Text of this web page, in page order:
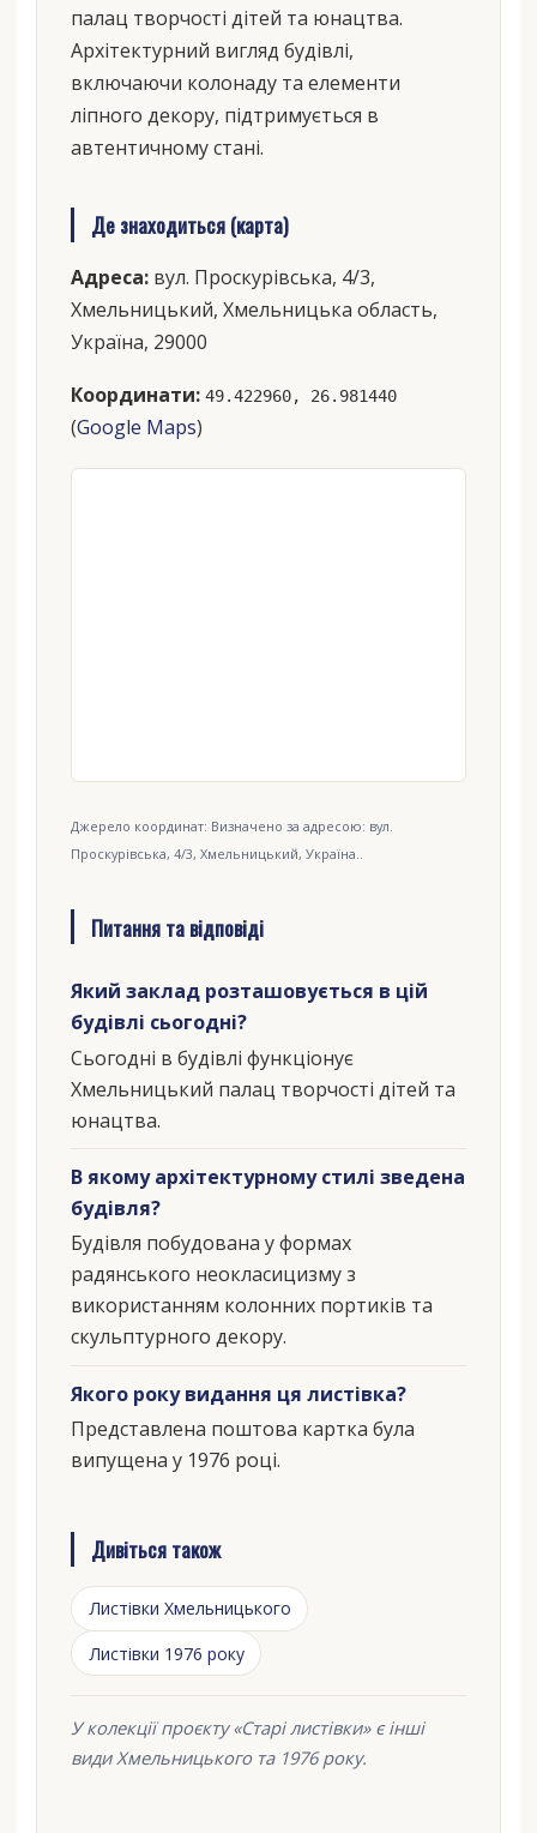
палац творчості дітей та юнацтва.
Архітектурний вигляд будівлі,
включаючи колонаду та елементи
ліпного декору, підтримується в
автентичному стані.
Де знаходиться (карта)
Адреса:вул. Проскурівська, 4/3,
Хмельницький, Хмельницька область,
Україна, 29000
Координати: 49.422960, 26.981440
(Google Maps)
Джерело координат: Визначено за адресою: вул.
Проскурівська, 4/3, Хмельницький, Україна..
Питання та відповіді
Який заклад розташовується в цій
будівлі сьогодні?
Сьогодні в будівлі функціонує
Хмельницький палац творчості дітей та
юнацтва.
В якому архітектурному стилі зведена
будівля?
Будівля побудована у формах
радянського неокласицизму з
використанням колонних портиків та
скульптурного декору.
Якого року видання ця листівка?
Представлена поштова картка була
випущена у 1976 році.
Дивіться також
Листівки Хмельницького
Листівки 1976 року
У колекції проєкту «Старі листівки» є інші
види Хмельницького та 1976 року.